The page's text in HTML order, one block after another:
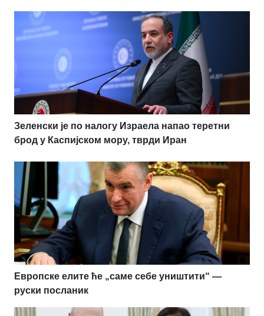
Зеленски је по налогу Израела напао теретни
брод у Каспијском мору, тврди Иран
Европске елите ће „саме себе уништити“ —
руски посланик